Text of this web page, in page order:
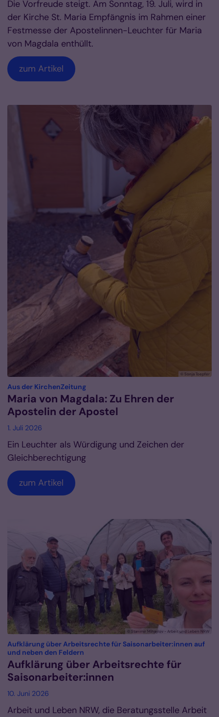
Die Vorfreude steigt. Am Sonntag, 19. Juli, wird in
der Kirche St. Maria Empfängnis im Rahmen einer
Festmesse der Apostelinnen-Leuchter für Maria
von Magdala enthüllt.
zum Artikel
© Sonja Toepfer
Aus der KirchenZeitung:
Maria von Magdala: Zu Ehren der
Apostelin der Apostel
1. Juli 2026
Ein Leuchter als Würdigung und Zeichen der
Gleichberechtigung
zum Artikel
© Stanimir Mihaylov - Arbeit und Leben NRW
Aufklärung über Arbeitsrechte für Saisonarbeiter:innen auf
und neben den Feldern
Aufklärung über Arbeitsrechte für
Saisonarbeiter:innen
10. Juni 2026
Arbeit und Leben NRW, die Beratungsstelle Arbeit